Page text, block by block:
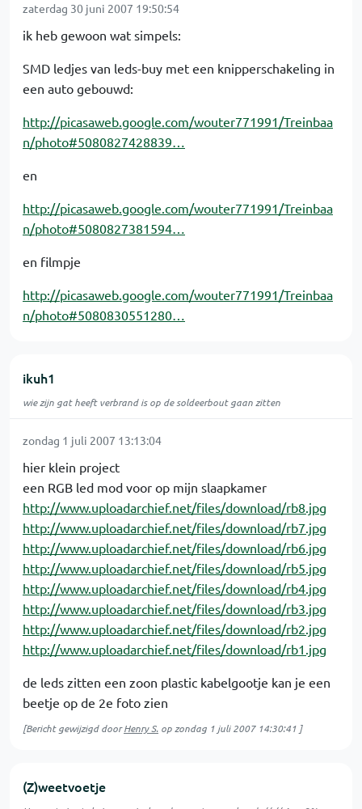
zaterdag 30 juni 2007 19:50:54
ik heb gewoon wat simpels:
SMD ledjes van leds-buy met een knipperschakeling in
een auto gebouwd:
http://picasaweb.google.com/wouter771991/Treinbaa
n/photo#5080827428839…
en
http://picasaweb.google.com/wouter771991/Treinbaa
n/photo#5080827381594…
en filmpje
http://picasaweb.google.com/wouter771991/Treinbaa
n/photo#5080830551280…
ikuh1
wie zijn gat heeft verbrand is op de soldeerbout gaan zitten
zondag 1 juli 2007 13:13:04
hier klein project
een RGB led mod voor op mijn slaapkamer
http://www.uploadarchief.net/files/download/rb8.jpg
http://www.uploadarchief.net/files/download/rb7.jpg
http://www.uploadarchief.net/files/download/rb6.jpg
http://www.uploadarchief.net/files/download/rb5.jpg
http://www.uploadarchief.net/files/download/rb4.jpg
http://www.uploadarchief.net/files/download/rb3.jpg
http://www.uploadarchief.net/files/download/rb2.jpg
http://www.uploadarchief.net/files/download/rb1.jpg
de leds zitten een zoon plastic kabelgootje kan je een
beetje op de 2e foto zien
[Bericht gewijzigd doorHenry S. op zondag 1 juli 2007 14:30:41 ]
(Z)weetvoetje